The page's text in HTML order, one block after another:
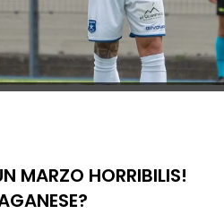
MARZO HORRIBILIS!